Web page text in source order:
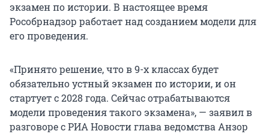
экзамен по истории. В настоящее время
Рособрнадзор работает над созданием модели для
его проведения.
«Принято решение, что в 9-х классах будет
обязательно устный экзамен по истории, и он
стартует с 2028 года. Сейчас отрабатываются
модели проведения такого экзамена», — заявил в
разговоре с РИА Новости глава ведомства Анзор